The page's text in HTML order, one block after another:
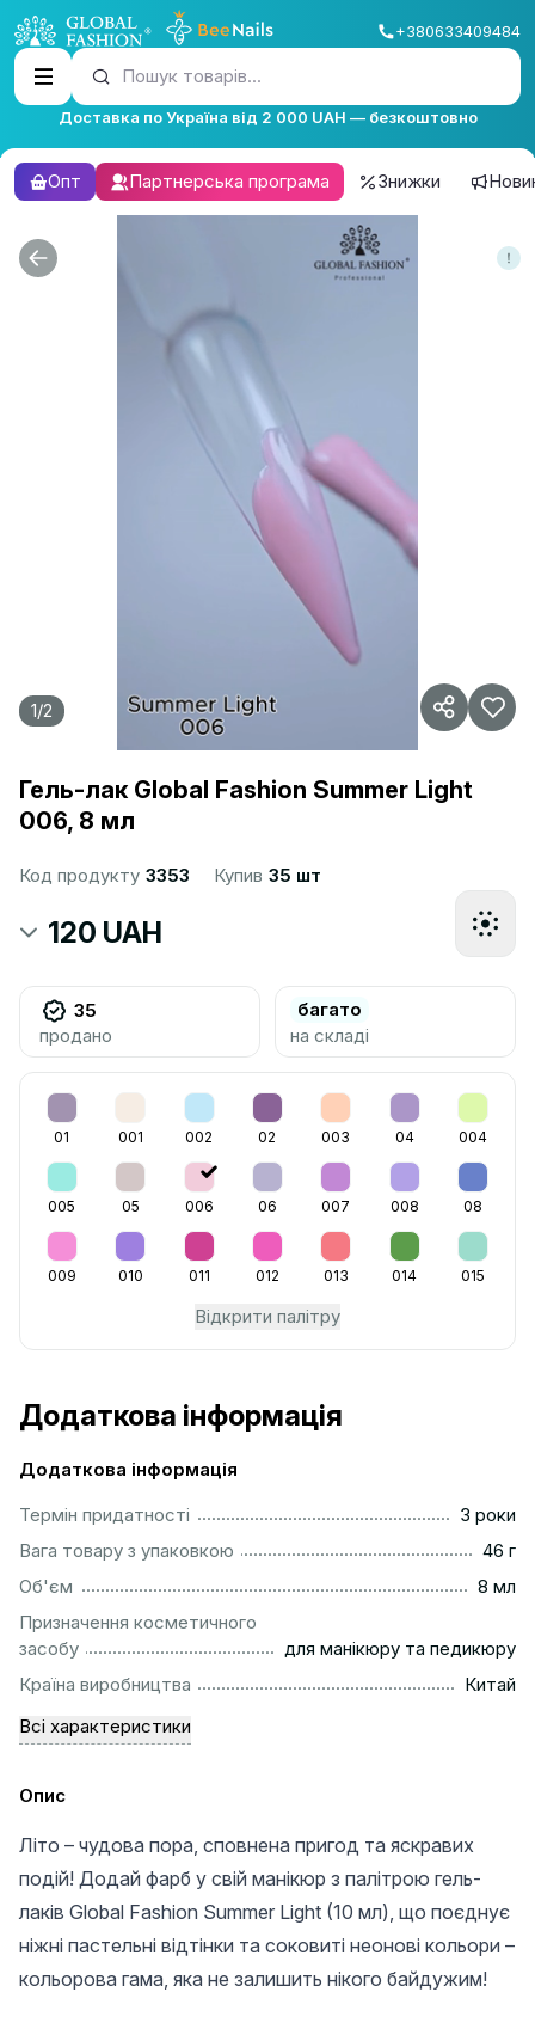
+380633409484
Пошук товарів...
Доставка по Україна від 2 000 UAH — безкоштовно
Опт Партнерська програма Знижки
1/2
Гель-лак Global Fashion Summer Light
006, 8 мл
Код продукту 3353 Купив 35 шт
120 UAH
35
продано
багато
на складі
01 001 002 02 003 04 004
005 05 006 06 007 008 08
009 010 011 012 013 014 015
Відкрити палітру
Додаткова інформація
Додаткова інформація
Термін придатності
3 роки
Вага товару з упаковкою
46 г
Об'єм
8 мл
Призначення косметичного
засобу
для манікюру та педикюру
Країна виробництва
Китай
Всі характеристики
Опис
Літо – чудова пора, сповнена пригод та яскравих
подій! Додай фарб у свій манікюр з палітрою гель-
лаків Global Fashion Summer Light (10 мл), що поєднує
ніжні пастельні відтінки та соковиті неонові кольори –
кольорова гама, яка не залишить нікого байдужим!